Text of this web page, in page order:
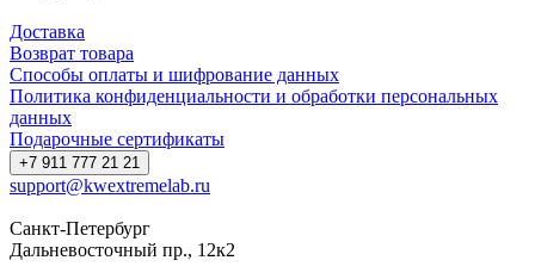
Доставка
Возврат товара
Способы оплаты и шифрование данных
Политика конфиденциальности и обработки персональных
данных
Подарочные сертификаты
+7 911 777 21 21
support@kwextremelab.ru
Санкт-Петербург
Дальневосточный пр., 12к2